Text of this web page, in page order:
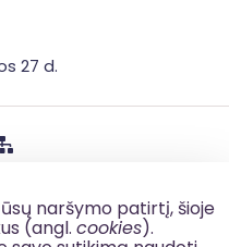
naršymo patirtį, šioje
(angl. cookies).
27 d.